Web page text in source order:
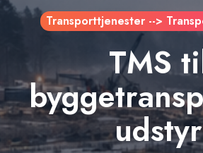
Transporttjenester -->
TMS
udstyr